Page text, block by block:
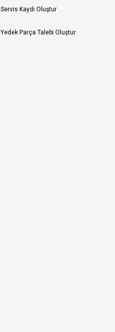
Servis Kaydı Oluştur
Yedek Parça Talebi Oluştur